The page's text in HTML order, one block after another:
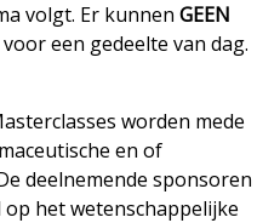
volgt. Er kunnen GEEN
een gedeelte van dag.
worden mede
en of
deelnemende sponsoren
het wetenschappelijke